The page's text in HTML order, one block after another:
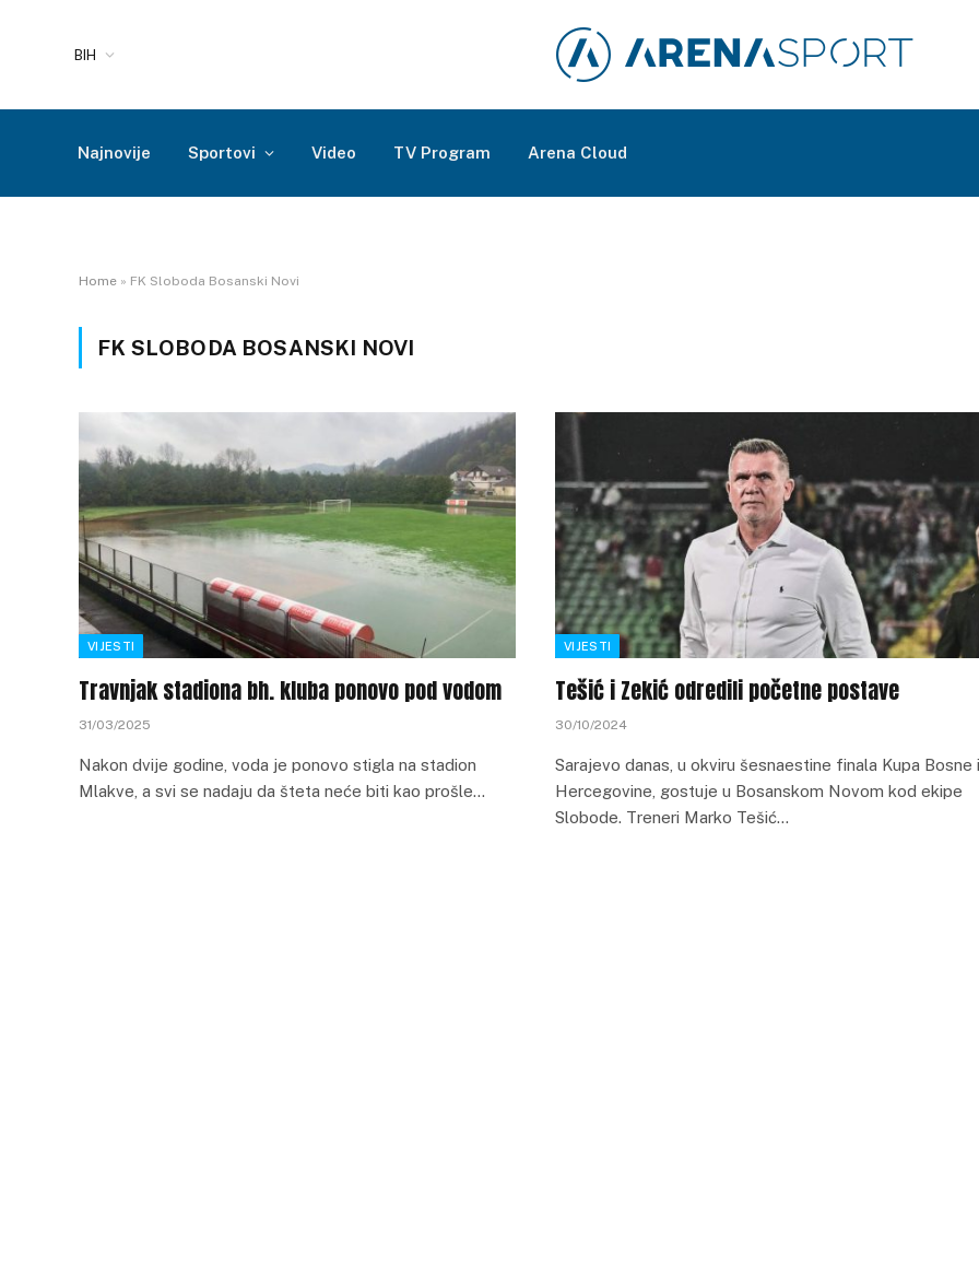
BIH
Najnovije Sportovi Video TV Program Arena Cloud
Home » FK Sloboda Bosanski Novi
FK SLOBODA BOSANSKI NOVI
VIJESTI
Travnjak stadiona bh. kluba ponovo pod vodom
31/03/2025
Nakon dvije godine, voda je ponovo stigla na stadion
Mlakve, a svi se nadaju da šteta neće biti kao prošle…
VIJESTI
Tešić i Zekić odredili početne postave
30/10/2024
Sarajevo danas, u okviru šesnaestine finala Kupa Bosne i
Hercegovine, gostuje u Bosanskom Novom kod ekipe
Slobode. Treneri Marko Tešić…